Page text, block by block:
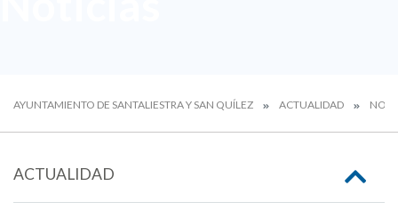
AYUNTAMIENTO DE SANTALIESTRA Y SAN QUÍLEZ ACTUALIDAD
ACTUALIDAD